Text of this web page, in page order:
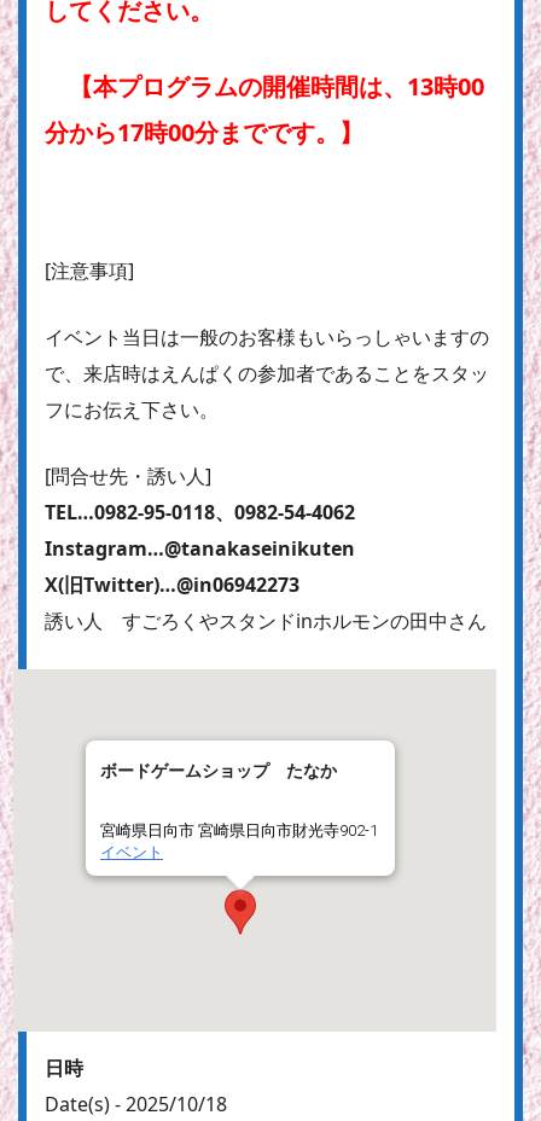
してください。
【本プログラムの開催時間は、13時00
分から17時00分までです。】
[注意事項]
イベント当日は一般のお客様もいらっしゃいますの
で、来店時はえんぱくの参加者であることをスタッ
フにお伝え下さい。
[問合せ先・誘い人]
TEL…0982-95-0118、0982-54-4062
Instagram…@tanakaseinikuten
X(旧Twitter)…@in06942273
誘い人 すごろくやスタンドinホルモンの田中さん
ボードゲームショップ たなか
宮崎県日向市 宮崎県日向市財光寺902-1
イベント
日時
Date(s) - 2025/10/18